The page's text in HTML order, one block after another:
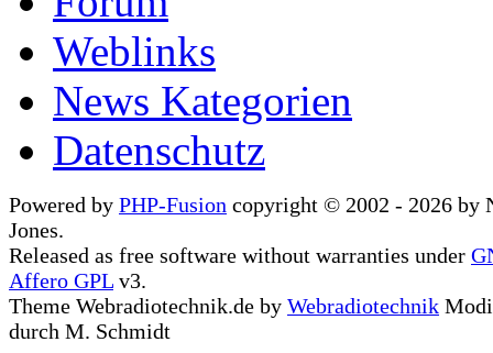
Weblinks
News Kategorien
Datenschutz
Powered by PHP-Fusion copyright © 2002 - 2026 by
Jones.
Released as free software without warranties under
Affero GPL v3.
Theme Webradiotechnik.de by Webradiotechnik
durch M. Schmidt